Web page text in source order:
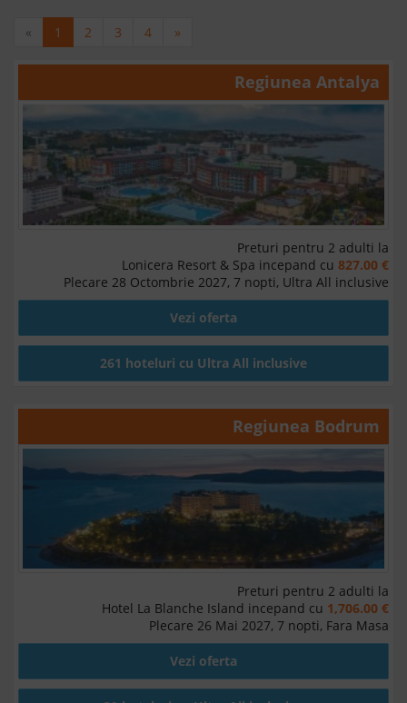
« 1 2 3 4 »
Regiunea Antalya
Preturi pentru 2 adulti la
Lonicera Resort & Spa incepand cu 827.00 €
Plecare 28 Octombrie 2027, 7 nopti, Ultra All inclusive
Vezi oferta
261 hoteluri cu Ultra All inclusive
Regiunea Bodrum
Preturi pentru 2 adulti la
Hotel La Blanche Island incepand cu 1,706.00 €
Plecare 26 Mai 2027, 7 nopti, Fara Masa
Vezi oferta